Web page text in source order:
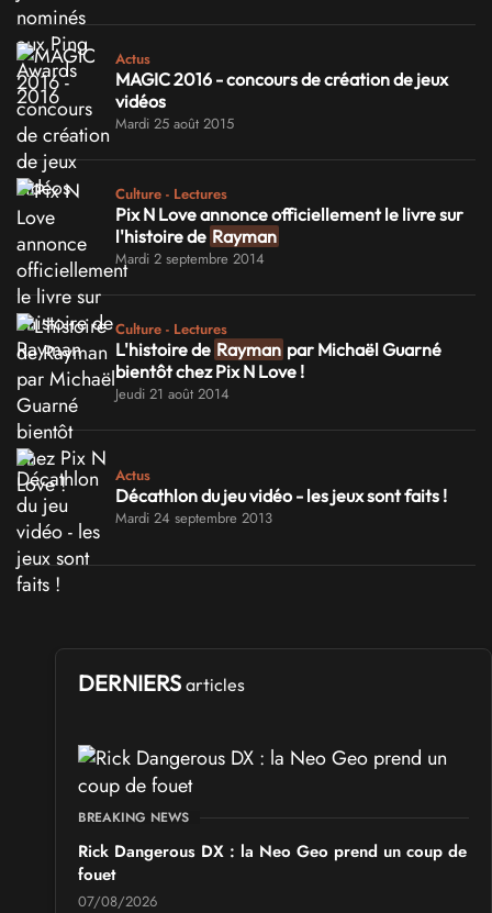
Actus
MAGIC 2016 - concours de création de jeux
vidéos
Mardi 25 août 2015
Culture - Lectures
Pix N Love annonce officiellement le livre sur
l'histoire de Rayman
Mardi 2 septembre 2014
Culture - Lectures
L'histoire de Rayman par Michaël Guarné
bientôt chez Pix N Love !
Jeudi 21 août 2014
Actus
Décathlon du jeu vidéo - les jeux sont faits !
Mardi 24 septembre 2013
DERNIERS articles
BREAKING NEWS
Rick Dangerous DX : la Neo Geo prend un coup de
fouet
07/08/2026